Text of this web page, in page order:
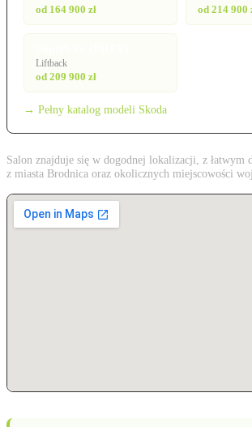
od 164 900 zł od 214 900
Liftback
od 209 900 zł
→ Pełny katalog modeli Skoda
Salon znajduje się w dogodnej lokalizacji, z łatwym
z miasta Brodnica oraz okolicznych miejscowości